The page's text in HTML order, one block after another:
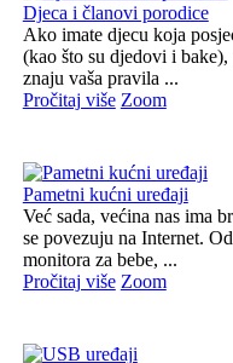
Djeca i članovi porodice
Ako imate djecu koja
(kao što su djedovi i
znaju vaša pravila ...
Pročitaj više Zoom
Pametni kućni uređaji
Već sada, većina nas ima
se povezuju na Internet.
monitora za bebe, ...
Pročitaj više Zoom